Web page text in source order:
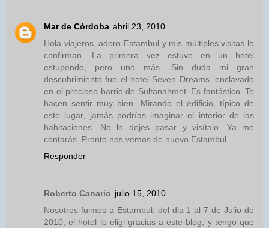
Mar de Córdoba abril 23, 2010
Hola viajeros, adoro Estambul y mis múltiples visitas lo
confirman. La primera vez estuve en un hotel
estupendo, pero uno más. Sin duda mi gran
descubrimiento fue el hotel Seven Dreams, enclavado
en el precioso barrio de Sultanahmet. Es fantástico. Te
hacen sentir muy bien. Mirando el edificio, típico de
este lugar, jamás podrías imaginar el interior de las
habitaciones. No lo dejes pasar y visítalo. Ya me
contarás. Pronto nos vemos de nuevo Estambul.
Responder
Roberto Canario julio 15, 2010
Nosotros fuimos a Estambul, del dia 1 al 7 de Julio de
2010, el hotel lo eligi gracias a este blog, y tengo que